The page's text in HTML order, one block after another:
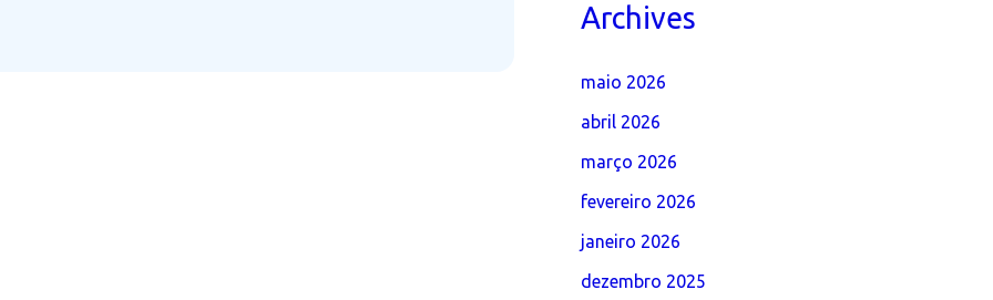
Archives
maio 2026
abril 2026
março 2026
fevereiro 2026
janeiro 2026
dezembro 2025